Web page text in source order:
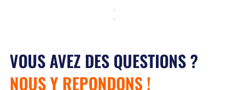
VOUS AVEZ DES QUESTIONS ?
NOUS Y REPONDONS !